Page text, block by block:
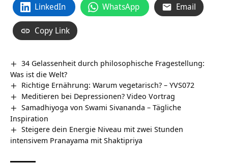
LinkedIn WhatsApp Email
Copy Link
34 Gelassenheit durch philosophische Fragestellung:
Was ist die Welt?
Richtige Ernährung: Warum vegetarisch? – YVS072
Meditieren bei Depressionen? Video Vortrag
Samadhiyoga von Swami Sivananda – Tägliche
Inspiration
Steigere dein Energie Niveau mit zwei Stunden
intensivem Pranayama mit Shaktipriya